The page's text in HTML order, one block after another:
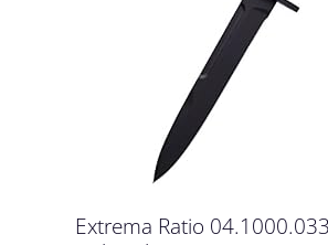
Extrema Ratio